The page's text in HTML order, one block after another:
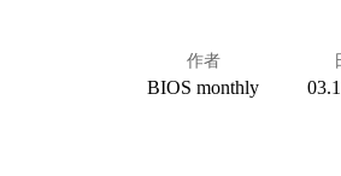
作者
BIOS monthly